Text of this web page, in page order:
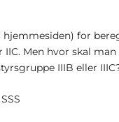
hjemmesiden) for
IIC. Men hvor skal
IIIB eller